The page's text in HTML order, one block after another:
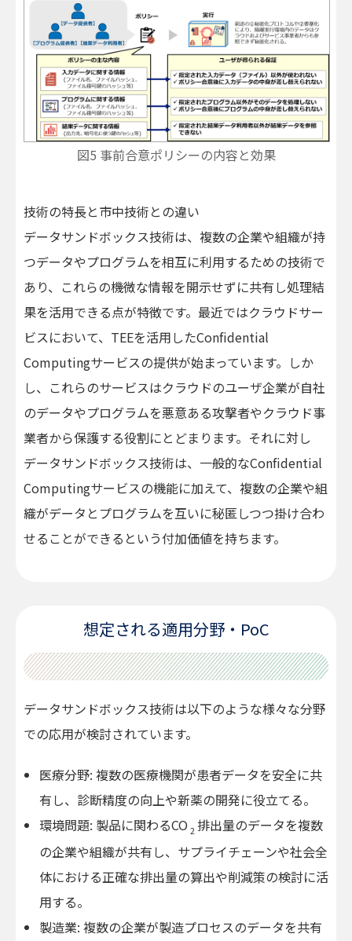
図5 事前合意ポリシーの内容と効果
技術の特長と市中技術との違い
データサンドボックス技術は、複数の企業や組織が持
つデータやプログラムを相互に利用するための技術で
あり、これらの機微な情報を開示せずに共有し処理結
果を活用できる点が特徴です。最近ではクラウドサー
ビスにおいて、TEEを活用したConfidential
Computingサービスの提供が始まっています。しか
し、これらのサービスはクラウドのユーザ企業が自社
のデータやプログラムを悪意ある攻撃者やクラウド事
業者から保護する役割にとどまります。それに対し
データサンドボックス技術は、一般的なConfidential
Computingサービスの機能に加えて、複数の企業や組
織がデータとプログラムを互いに秘匿しつつ掛け合わ
せることができるという付加価値を持ちます。
想定される適用分野・PoC
データサンドボックス技術は以下のような様々な分野
での応用が検討されています。
医療分野: 複数の医療機関が患者データを安全に共
有し、診断精度の向上や新薬の開発に役立てる。
環境問題: 製品に関わるCO 2 排出量のデータを複数
の企業や組織が共有し、サプライチェーンや社会全
体における正確な排出量の算出や削減策の検討に活
用する。
製造業: 複数の企業が製造プロセスのデータを共有